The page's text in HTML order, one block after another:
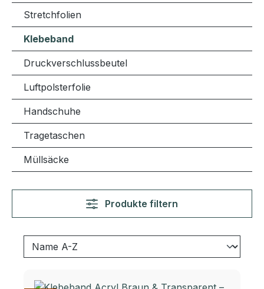
Stretchfolien
Klebeband
Druckverschlussbeutel
Luftpolsterfolie
Handschuhe
Tragetaschen
Müllsäcke
Produkte filtern